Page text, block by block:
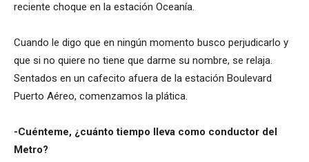
reciente choque en la estación Oceanía.
Cuando le digo que en ningún momento busco perjudicarlo y
que si no quiere no tiene que darme su nombre, se relaja.
Sentados en un cafecito afuera de la estación Boulevard
Puerto Aéreo, comenzamos la plática.
-Cuénteme, ¿cuánto tiempo lleva como conductor del
Metro?